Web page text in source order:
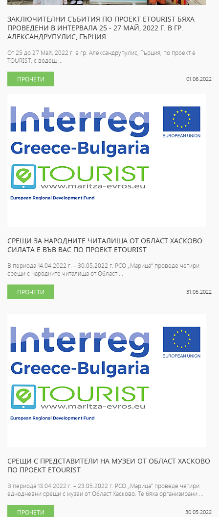
ЗАКЛЮЧИТЕЛНИ СЪБИТИЯ ПО ПРОЕКТ ETOURIST БЯХА
ПРОВЕДЕНИ В ИНТЕРВАЛА 25 - 27 МАЙ, 2022 Г. В ГР.
АЛЕКСАНДРУПУЛИС, ГЪРЦИЯ
От 25 до 27 Май, 2022 г. в гр. Александрупулис, Гърция, по проект e
TOURIST, с водещ ...
01.06.2022
ПРОЧЕТИ
СРЕЩИ ЗА НАРОДНИТЕ ЧИТАЛИЩА ОТ ОБЛАСТ ХАСКОВО:
СИЛАТА Е ВЪВ ВАС ПО ПРОЕКТ ETOURIST
В периода 14.04.2022 г. – 30.05.2022 г. РСО „Марица“ проведе четири
срещи с народните читалища от Област ...
31.05.2022
ПРОЧЕТИ
СРЕЩИ С ПРЕДСТАВИТЕЛИ НА МУЗЕИ ОТ ОБЛАСТ ХАСКОВО
ПО ПРОЕКТ ETOURIST
В периода 13.04.2022 г. – 23.05.2022 г. РСО „Марица“ проведе четири
еднодневни срещи с музеи от Област Хасково. Те бяха организирани ...
30.05.2022
ПРОЧЕТИ